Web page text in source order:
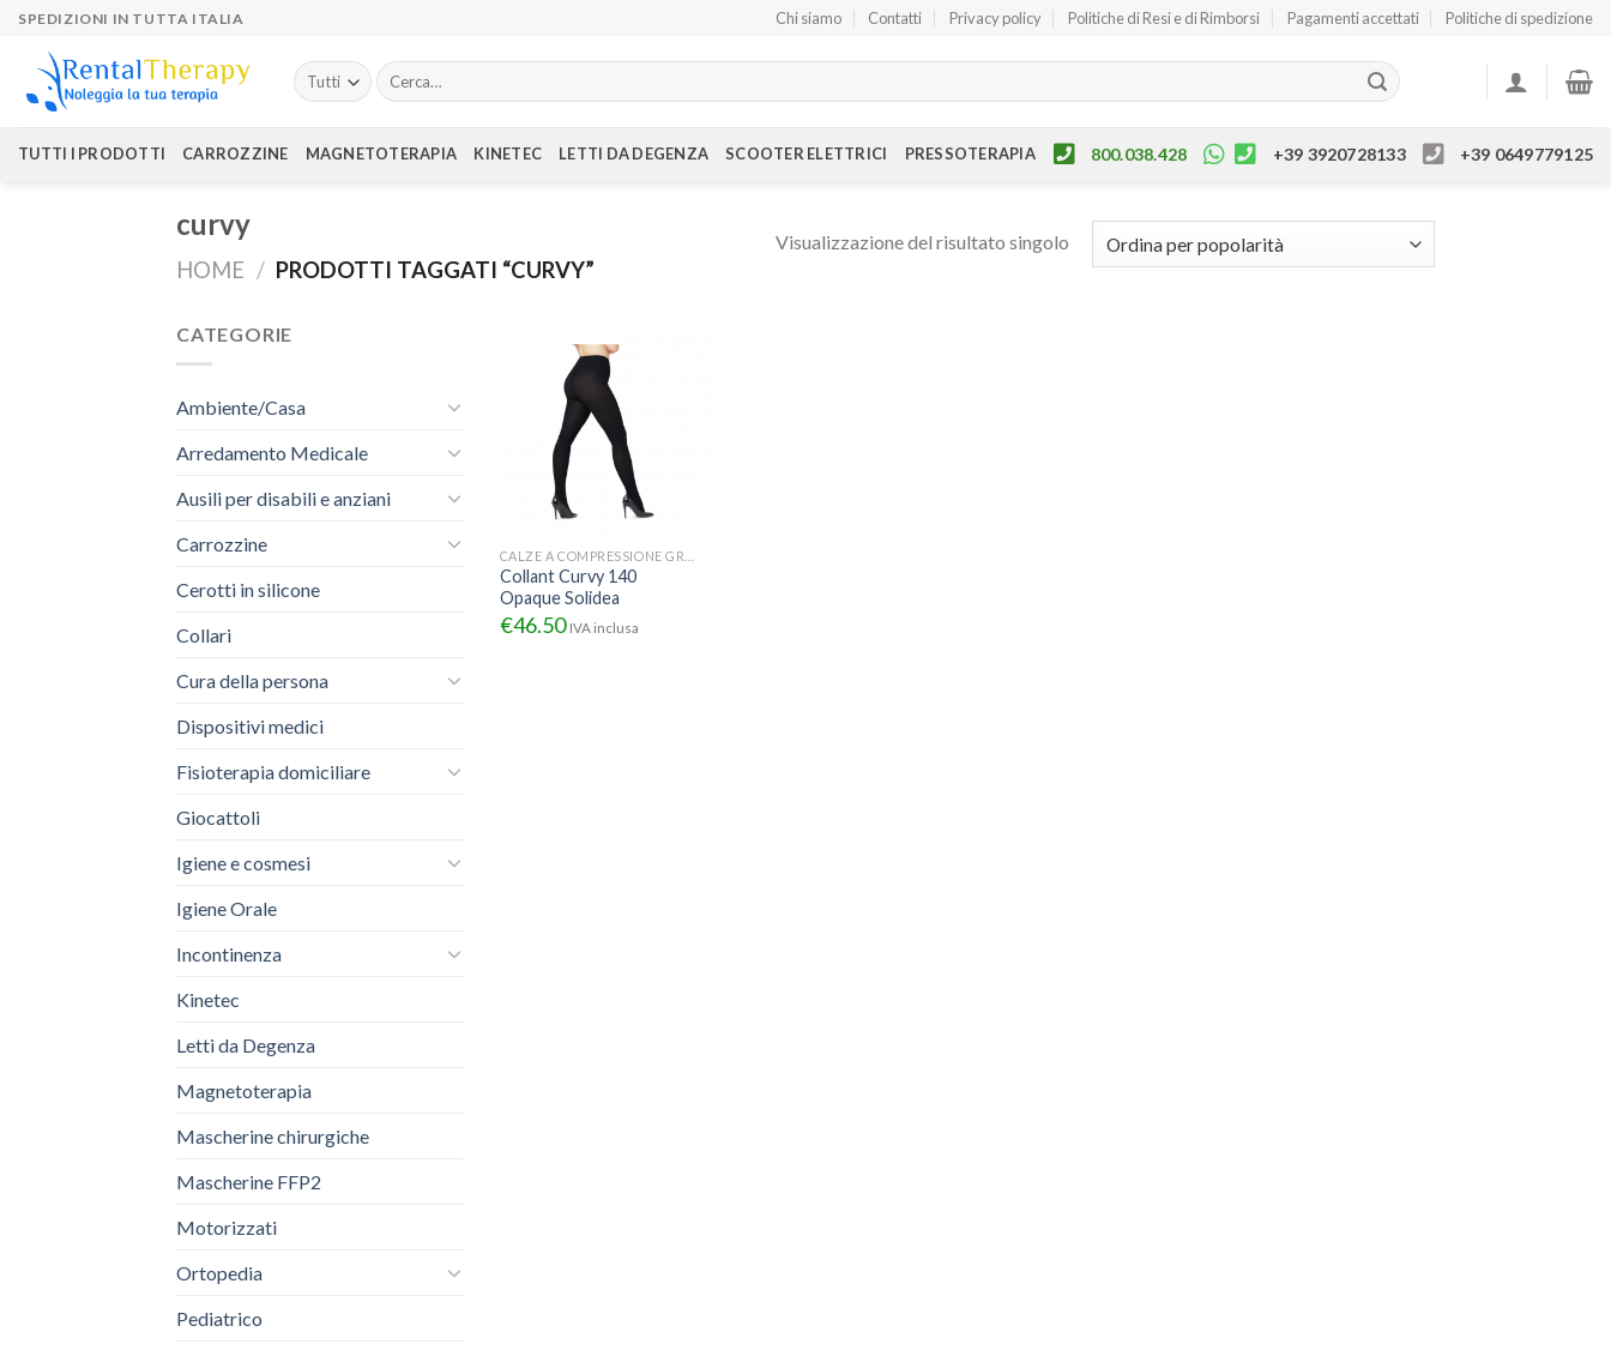
Skip
content
SPEDIZIONI IN TUTTA ITALIA Chi siamo Contatti Privacy policy Politiche di Resi e di Rimborsi Pagamenti accettati Politiche di spedizione
Cerca:
TUTTI I PRODOTTI CARROZZINE MAGNETOTERAPIA KINETEC LETTI DA DEGENZA SCOOTER ELETTRICI PRESSOTERAPIA 800.038.428 +39 3920728133 +39 0649779125
curvy
HOME / PRODOTTI TAGGATI “CURVY”
Visualizzazione del risultato singolo
CATEGORIE
Ambiente/Casa
Arredamento Medicale
Ausili per disabili e anziani
Carrozzine
Cerotti in silicone
Collari
Cura della persona
Dispositivi medici
Fisioterapia domiciliare
Giocattoli
Igiene e cosmesi
Igiene Orale
Incontinenza
Kinetec
Letti da Degenza
Magnetoterapia
Mascherine chirurgiche
Mascherine FFP2
Motorizzati
Ortopedia
Pediatrico
Collant Curvy 140
Opaque Solidea
€46.50 IVA inclusa